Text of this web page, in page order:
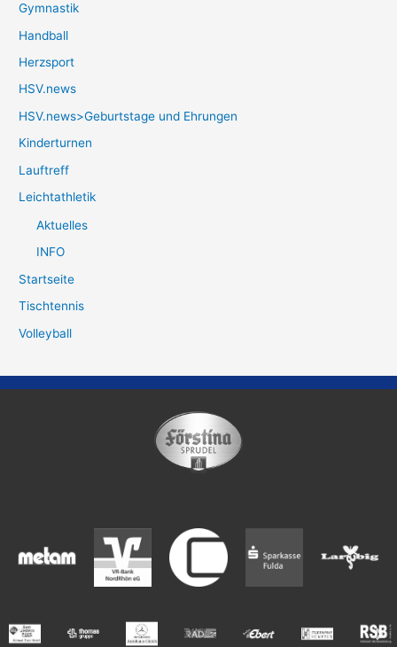
Gymnastik
Handball
Herzsport
HSV.news
HSV.news>Geburtstage und Ehrungen
Kinderturnen
Lauftreff
Leichtathletik
Aktuelles
INFO
Startseite
Tischtennis
Volleyball